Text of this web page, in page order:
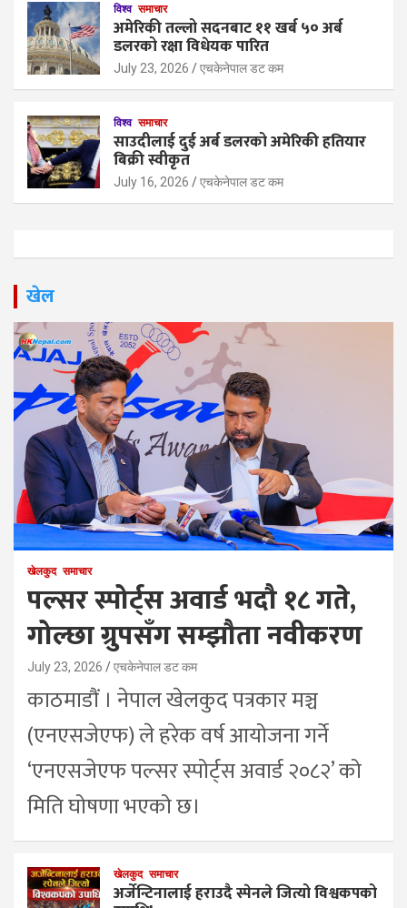
विश्व समाचार
अमेरिकी तल्लो सदनबाट ११ खर्ब ५० अर्ब
डलरको रक्षा विधेयक पारित
July 23, 2026 एचकेनेपाल डट कम
विश्व समाचार
साउदीलाई दुई अर्ब डलरको अमेरिकी हतियार
बिक्री स्वीकृत
July 16, 2026 एचकेनेपाल डट कम
खेल
खेलकुद समाचार
पल्सर स्पोर्ट्स अवार्ड भदौ १८ गते,
गोल्छा ग्रुपसँग सम्झौता नवीकरण
July 23, 2026 एचकेनेपाल डट कम
काठमाडौं । नेपाल खेलकुद पत्रकार मञ्च
(एनएसजेएफ) ले हरेक वर्ष आयोजना गर्ने
‘एनएसजेएफ पल्सर स्पोर्ट्स अवार्ड २०८२’ को
मिति घोषणा भएको छ।
खेलकुद समाचार
अर्जेन्टिनालाई हराउदै स्पेनले जित्यो विश्वकपको